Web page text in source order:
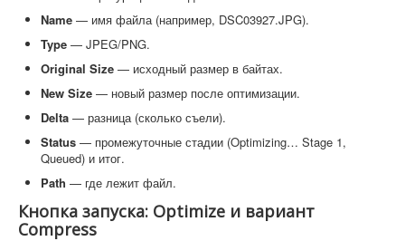
Name — имя файла (например, DSC03927.JPG).
Type — JPEG/PNG.
Original Size — исходный размер в байтах.
New Size — новый размер после оптимизации.
Delta — разница (сколько съели).
Status — промежуточные стадии (Optimizing… Stage 1,
Queued) и итог.
Path — где лежит файл.
Кнопка запуска: Optimize и вариант
Compress